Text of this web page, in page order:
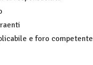
e foro competente